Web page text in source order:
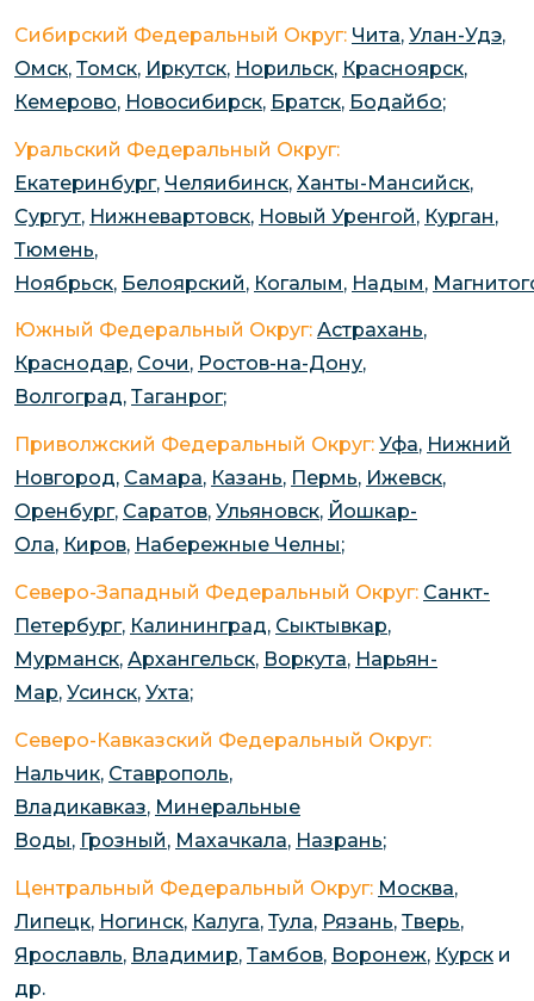
Сибирский Федеральный Округ: Чита, Улан-Удэ,
Омск, Томск, Иркутск, Норильск, Красноярск,
Кемерово, Новосибирск, Братск, Бодайбо;
Уральский Федеральный Округ:
Екатеринбург, Челяибинск, Ханты-Мансийск,
Сургут, Нижневартовск, Новый Уренгой, Курган,
Тюмень,
Ноябрьск, Белоярский, Когалым, Надым,
Южный Федеральный Округ: Астрахань,
Краснодар, Сочи, Ростов-на-Дону,
Волгоград, Таганрог;
Приволжский Федеральный Округ: Уфа, Нижний
Новгород, Самара, Казань, Пермь, Ижевск,
Оренбург, Саратов, Ульяновск, Йошкар-
Ола, Киров, Набережные Челны;
Северо-Западный Федеральный Округ: Санкт-
Петербург, Калининград, Сыктывкар,
Мурманск, Архангельск, Воркута, Нарьян-
Мар, Усинск, Ухта;
Северо-Кавказский Федеральный Округ:
Нальчик, Ставрополь,
Владикавказ, Минеральные
Воды, Грозный, Махачкала, Назрань;
Центральный Федеральный Округ: Москва,
Липецк, Ногинск, Калуга, Тула, Рязань, Тверь,
Ярославль, Владимир, Тамбов, Воронеж, Курск и
др.